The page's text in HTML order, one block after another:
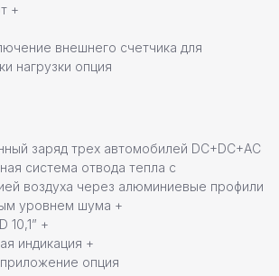
+
внешнего счетчика для
нагрузки опция
заряд трех автомобилей DC+DC+AC
система отвода тепла с
воздуха через алюминиевые профили
уровнем шума +
10,1” +
индикация +
опция